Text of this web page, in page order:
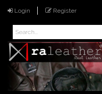
Login Register